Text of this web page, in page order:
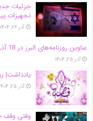
جزئیات
تجهیزات
آذر ۲۶, ۱۴۰۴
عناوین روزنامه‌های البرز در ‌18 آذرماه/صدرنشینی در ارائه خدمات زایمان بی‌درد
آذر ۲۵, ۱۴۰۴
یادداشت|
آذر ۲۵, ۱۴۰۴
وقتی وقف